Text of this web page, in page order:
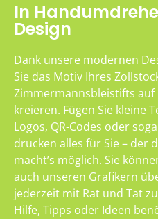
In
Design
Dank unsere modernen
Sie das Motiv Ihres
Zimmermannsbleistifts
kreieren. Fügen Sie kleine
Logos, QR-Codes oder
drucken alles für Sie – der
macht’s möglich. Sie
auch unseren Grafikern
jederzeit mit Rat und Tat
Hilfe, Tipps oder Ideen